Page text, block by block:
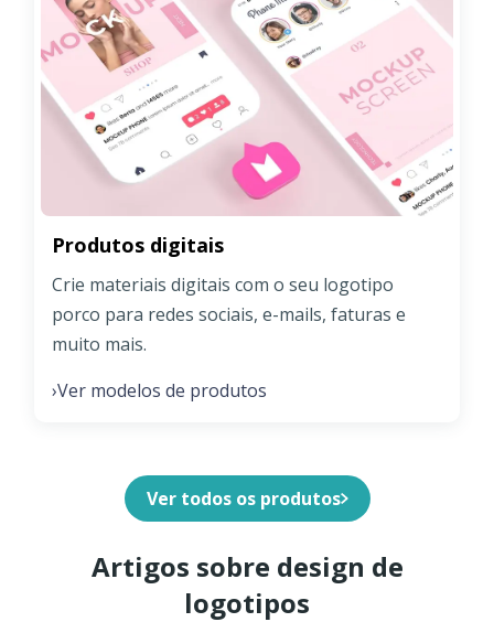
Produtos digitais
Crie materiais digitais com o seu logotipo
porco para redes sociais, e-mails, faturas e
muito mais.
›Ver modelos de produtos
Ver todos os produtos
Artigos sobre design de
logotipos